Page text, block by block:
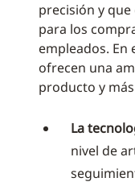
precisión y
para los
empleados. En
ofrecen una
producto y
La
nivel de